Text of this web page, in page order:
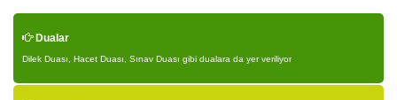
Dualar
Dilek Duası, Hacet Duası, Sınav Duası gibi dualara da yer veriliyor